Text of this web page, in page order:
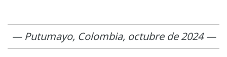
— Putumayo, Colombia, octubre de 2024 —